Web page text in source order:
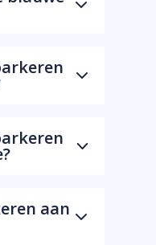
aan